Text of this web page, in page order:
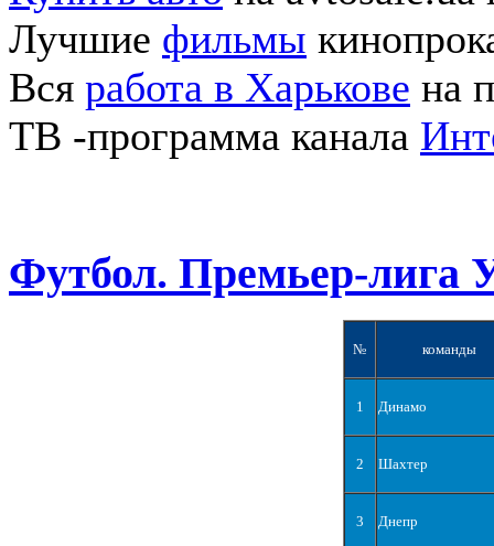
Лучшие фильмы
Вся работа в Харькове на
ТВ -программа канала
Футбол. Премьер-лига
№ команды
1 Динамо
2 Шахтер
3 Днепр